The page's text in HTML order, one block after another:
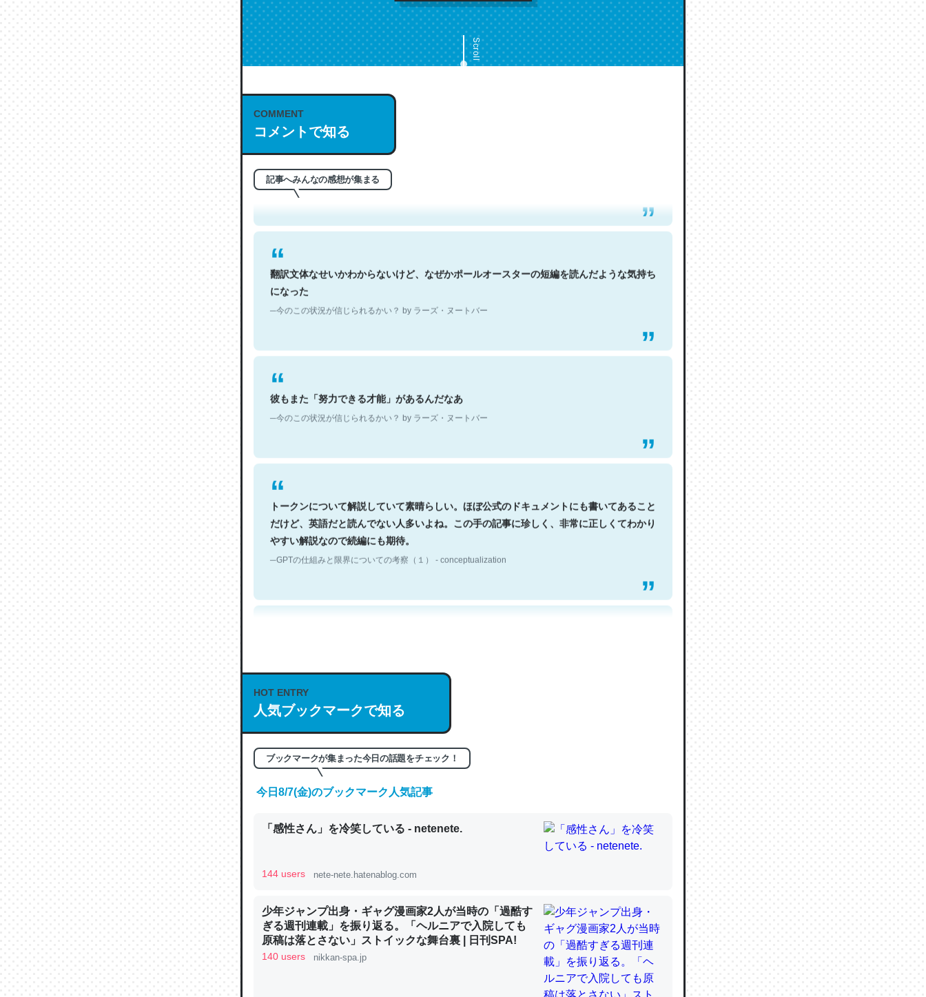
Scroll
COMMENT
コメントで知る
記事へみんなの感想が集まる
これは名文。彼はとてもクレバーなんだろうなと凄く思う。英語少しでも読める人は原文
もお勧め。自分はこの流れ好き。Let’s Fucking Go. Then Covid hit. Shit.
─今のこの状況が信じられるかい？ by ラーズ・ヌートバー
翻訳文体なせいかわからないけど、なぜかポールオースターの短編を読んだような気持ち
になった
─今のこの状況が信じられるかい？ by ラーズ・ヌートバー
彼もまた「努力できる才能」があるんだなあ
─今のこの状況が信じられるかい？ by ラーズ・ヌートバー
トークンについて解説していて素晴らしい。ほぼ公式のドキュメントにも書いてあること
だけど、英語だと読んでない人多いよね。この手の記事に珍しく、非常に正しくてわかり
やすい解説なので続編にも期待。
─GPTの仕組みと限界についての考察（１） - conceptualization
これは良記事。32768トークンだと英語小説100ページ分くらい。小説でいう「ずっと前
の伏線」は回収されないけど、短期記憶というには多い分量。進化すればするほど分かり
やすく強くなりそう
の600分の1程度。
─ニュース :: 【研究発表】昆虫学の大問題＝「昆虫はなぜ海にいないのか」に関する新仮説
HOT ENTRY
人気ブックマークで知る
ブックマークが集まった今日の話題をチェック！
今日8/7(金)のブックマーク人気記事
「感性さん」を冷笑している - netenete.
144 users nete-nete.hatenablog.com
少年ジャンプ出身・ギャグ漫画家2人が当時の「過酷す
ぎる週刊連載」を振り返る。「ヘルニアで入院しても
原稿は落とさない」ストイックな舞台裏 | 日刊SPA!
140 users nikkan-spa.jp